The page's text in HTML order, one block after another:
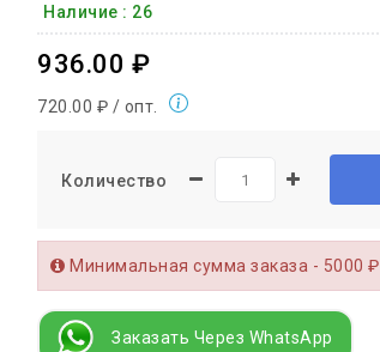
Наличие : 26
936.00 ₽
720.00 ₽ / опт.
Количество
Минимальная сумма заказа - 5000 ₽
Заказать Через WhatsApp